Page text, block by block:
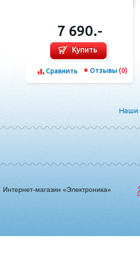
7 690.-
Купить
Сравнить Отзывы (0)
Наши
Интернет-магазин «Электроника»